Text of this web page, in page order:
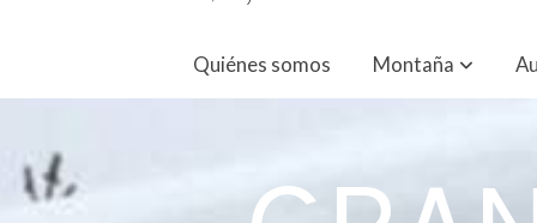
Quiénes somos Montaña